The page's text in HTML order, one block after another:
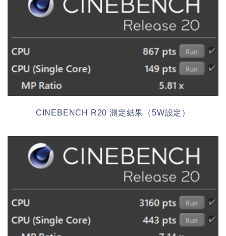
CINEBENCH R20 測定結果（5W設定）